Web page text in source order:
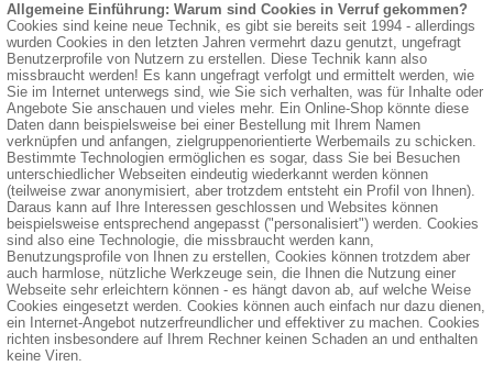
Allgemeine Einführung: Warum sind Cookies in Verruf gekommen?
Cookies sind keine neue Technik, es gibt sie bereits seit 1994 - allerdings
wurden Cookies in den letzten Jahren vermehrt dazu genutzt, ungefragt
Benutzerprofile von Nutzern zu erstellen. Diese Technik kann also
missbraucht werden! Es kann ungefragt verfolgt und ermittelt werden, wie
Sie im Internet unterwegs sind, wie Sie sich verhalten, was für Inhalte oder
Angebote Sie anschauen und vieles mehr. Ein Online-Shop könnte diese
Daten dann beispielsweise bei einer Bestellung mit Ihrem Namen
verknüpfen und anfangen, zielgruppenorientierte Werbemails zu schicken.
Bestimmte Technologien ermöglichen es sogar, dass Sie bei Besuchen
unterschiedlicher Webseiten eindeutig wiederkannt werden können
(teilweise zwar anonymisiert, aber trotzdem entsteht ein Profil von Ihnen).
Daraus kann auf Ihre Interessen geschlossen und Websites können
beispielsweise entsprechend angepasst ("personalisiert") werden. Cookies
sind also eine Technologie, die missbraucht werden kann,
Benutzungsprofile von Ihnen zu erstellen, Cookies können trotzdem aber
auch harmlose, nützliche Werkzeuge sein, die Ihnen die Nutzung einer
Webseite sehr erleichtern können - es hängt davon ab, auf welche Weise
Cookies eingesetzt werden. Cookies können auch einfach nur dazu dienen,
ein Internet-Angebot nutzerfreundlicher und effektiver zu machen. Cookies
richten insbesondere auf Ihrem Rechner keinen Schaden an und enthalten
keine Viren.